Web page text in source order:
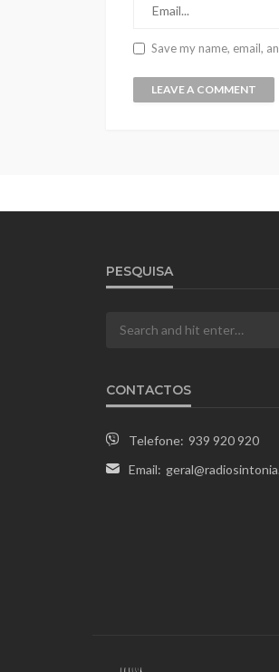
Save my name, email,
PESQUISA
CONTACTOS
Telefone: 939 920 920
Email: